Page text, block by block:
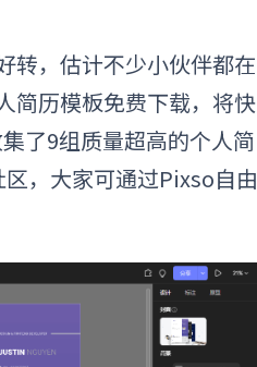
，估计不少小伙伴都在
简历模板免费下载，将快
了9组质量超高的个人简
区，大家可通过Pixso自由